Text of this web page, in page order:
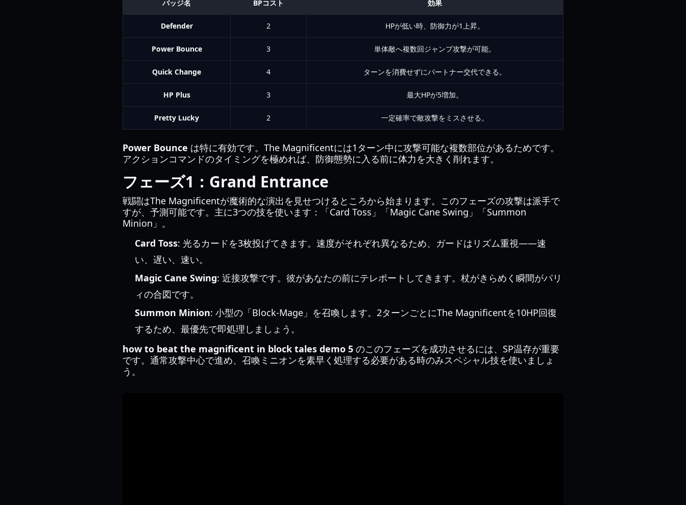
バッジ名 BPコスト 効果
Defender 2 HPが低い時、防御力が1上昇。
Power Bounce 3 単体敵へ複数回ジャンプ攻撃が可能。
Quick Change 4 ターンを消費せずにパートナー交代できる。
HP Plus 3 最大HPが5増加。
Pretty Lucky 2 一定確率で敵攻撃をミスさせる。
Power Bounce は特に有効です。The Magnificentには1ターン中に攻撃可能な複数部位があるためです。
アクションコマンドのタイミングを極めれば、防御態勢に入る前に体力を大きく削れます。
フェーズ1：Grand Entrance
戦闘はThe Magnificentが魔術的な演出を見せつけるところから始まります。このフェーズの攻撃は派手で
すが、予測可能です。主に3つの技を使います：「Card Toss」「Magic Cane Swing」「Summon
Minion」。
Card Toss: 光るカードを3枚投げてきます。速度がそれぞれ異なるため、ガードはリズム重視——速
い、遅い、速い。
Magic Cane Swing: 近接攻撃です。彼があなたの前にテレポートしてきます。杖がきらめく瞬間がパリ
ィの合図です。
Summon Minion: 小型の「Block-Mage」を召喚します。2ターンごとにThe Magnificentを10HP回復
するため、最優先で即処理しましょう。
how to beat the magnificent in block tales demo 5 のこのフェーズを成功させるには、SP温存が重要
です。通常攻撃中心で進め、召喚ミニオンを素早く処理する必要がある時のみスペシャル技を使いましょ
う。